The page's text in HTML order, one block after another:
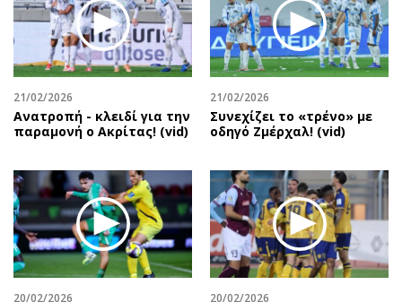
21/02/2026
Ανατροπή - κλειδί για την
παραμονή ο Ακρίτας! (vid)
21/02/2026
Συνεχίζει το «τρένο» με
οδηγό Ζμέρχαλ! (vid)
20/02/2026 20/02/2026